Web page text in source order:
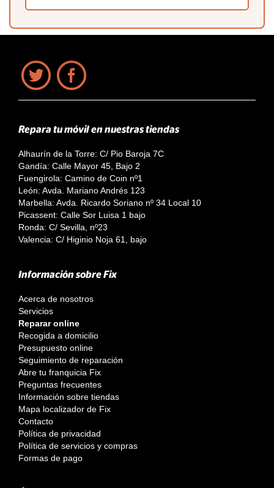
Repara tu móvil en nuestras tiendas
Alhaurín de la Torre: C/ Pio Baroja 7C
Gandía: Calle Mayor 45, Bajo 2
Fuengirola: Camino de Coin nº1
León: Avda. Mariano Andrés 123
Marbella: Avda. Ricardo Soriano nº 34 Local 10
Picassent: Calle Sor Luisa 1 bajo
Ronda: C/ Sevilla, nº23
Valencia: C/ Higinio Noja 61, bajo
Información sobre Fix
Acerca de nosotros
Servicios
Reparar online
Recogida a domicilio
Presupuesto online
Seguimiento de reparación
Abre tu franquicia Fix
Preguntas frecuentes
Información sobre tiendas
Mapa localizador de Fix
Contacto
Política de privacidad
Política de servicios y compras
Formas de pago